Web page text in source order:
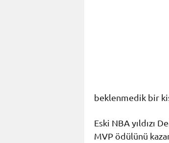
beklenmedik bir
Eski NBA yıldızı
MVP ödülünü